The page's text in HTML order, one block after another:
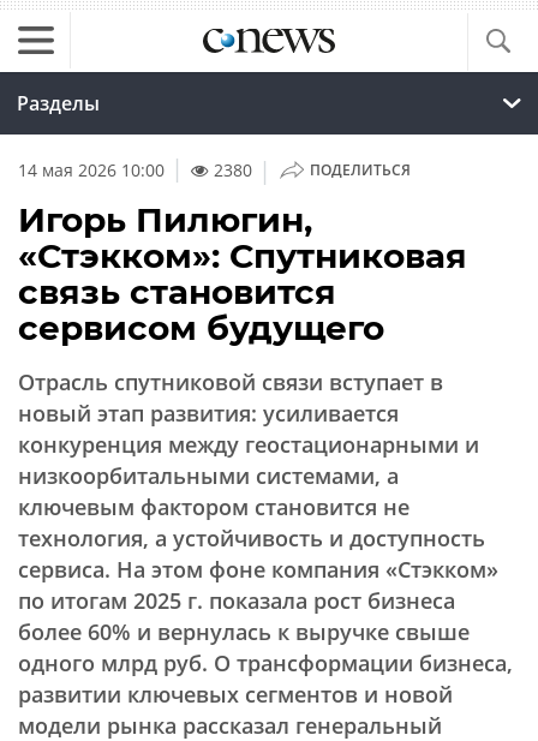
Разделы
14 мая 2026 10:00 2380 | ПОДЕЛИТЬСЯ
Игорь Пилюгин,
«Стэкком»: Спутниковая
связь становится
сервисом будущего
Отрасль спутниковой связи вступает в
новый этап развития: усиливается
конкуренция между геостационарными и
низкоорбитальными системами, а
ключевым фактором становится не
технология, а устойчивость и доступность
сервиса. На этом фоне компания «Стэкком»
по итогам 2025 г. показала рост бизнеса
более 60% и вернулась к выручке свыше
одного млрд руб. О трансформации бизнеса,
развитии ключевых сегментов и новой
модели рынка рассказал генеральный